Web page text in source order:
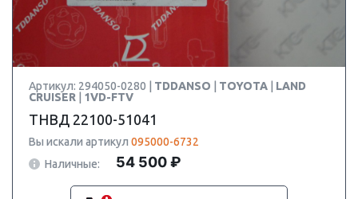
Артикул: 294050-0280 | TDDANSO TOYOTA
LAND
CRUISER
1VD-FTV
ТНВД 22100-51041
Вы искали артикул 095000-6732
Наличные:
54 500 ₽